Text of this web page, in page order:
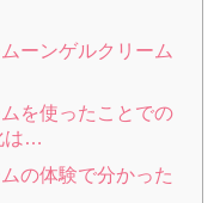
ーンゲルクリーム
を使ったことでの
は…
の体験で分かった